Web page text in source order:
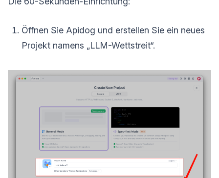
Öffnen Sie Apidog und erstellen Sie ein neues
Projekt namens „LLM-Wettstreit“.